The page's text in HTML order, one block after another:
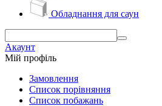
Обладнання для саун
Акаунт
Мій профіль
Замовлення
Cписок порівняння
Список побажань